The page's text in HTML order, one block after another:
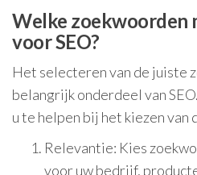
Welke zoekwoorden
voor SEO?
Het selecteren van de juiste
belangrijk onderdeel van
u te helpen bij het kiezen van
Relevantie: Kies
voor uw bedrijf,